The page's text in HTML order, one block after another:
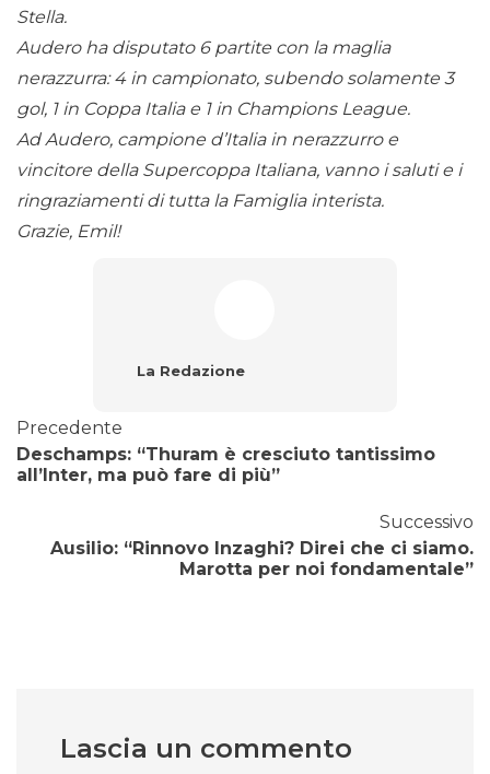
Stella.
Audero ha disputato 6 partite con la maglia
nerazzurra: 4 in campionato, subendo solamente 3
gol, 1 in Coppa Italia e 1 in Champions League.
Ad Audero, campione d’Italia in nerazzurro e
vincitore della Supercoppa Italiana, vanno i saluti e i
ringraziamenti di tutta la Famiglia interista.
Grazie, Emil!
La Redazione
Precedente
Deschamps: “Thuram è cresciuto tantissimo
all’Inter, ma può fare di più”
Successivo
Ausilio: “Rinnovo Inzaghi? Direi che ci siamo.
Marotta per noi fondamentale”
Lascia un commento